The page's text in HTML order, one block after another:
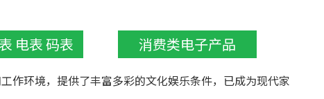
电表 码表 消费类电子产品
作环境，提供了丰富多彩的文化娱乐条件，已成为现代家